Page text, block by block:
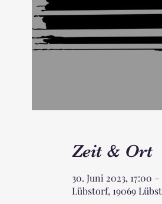
Zeit & Ort
30. Juni 2023, 17:00 –
Lübstorf, 19069